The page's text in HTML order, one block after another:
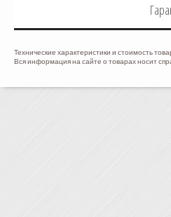
Технические характеристики и стоимость
Вся информация на сайте о товарах носит